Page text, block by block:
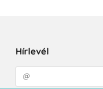
Hírlevél